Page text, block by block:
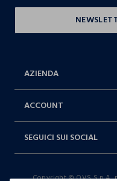
AZIENDA
Dichiarazione
ACCOUNT
SEGUICI SUI SOCIAL
Copyright © OVS S.p.A,